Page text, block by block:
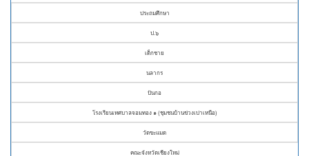
ประถมศึกษา
ป.๖
เด็กชาย
นลากร
ปันกอ
โรงเรียนเทศบาลจอมทอง ๑ (ชุมชนบ้านข่วงเปาเหนือ)
วัดขะแมด
คณะจังหวัดเชียงใหม่